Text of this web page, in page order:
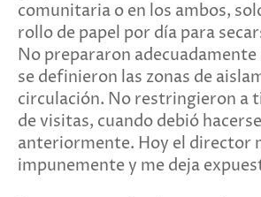
comunitaria o en los ambos,
rollo de papel por día para
No prepararon
se definieron las zonas de
circulación. No restringieron a
de visitas, cuando debió hacerse
anteriormente. Hoy el director
impunemente y me deja